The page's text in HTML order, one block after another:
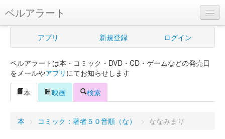
ベルアラート
ベルアラートとは
新規登録
ログイン
アプリ 新規登録 ログイン
ベルアラートは本・コミック・DVD・CD・ゲームなどの発売日
をメールやアプリ にてお知らせします
本
映画 検索
本 > コミック：著者５０音順（な） > ななみまり